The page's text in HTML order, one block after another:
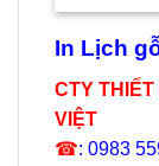
In Lịch
CTY
VIỆT
☎: 0983